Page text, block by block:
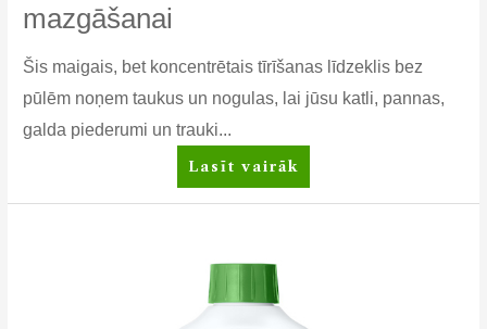
mazgāšanai
Šis maigais, bet koncentrētais tīrīšanas līdzeklis bez
pūlēm noņem taukus un nogulas, lai jūsu katli, pannas,
galda piederumi un trauki...
DISH
DROPS™
mazgāšanai
Lasīt vairāk